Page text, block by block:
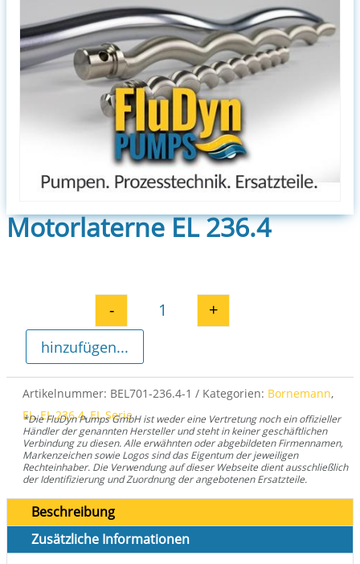
Motorlaterne EL 236.4
Motorlaterne EL 236.4 Menge
- +
hinzufügen...
Artikelnummer: BEL701-236.4-1 Kategorien: Bornemann,
EL,EL 236.4,EL Serie
*Die FluDyn Pumps GmbH ist weder eine Vertretung noch ein offizieller
Händler der genannten Hersteller und steht in keiner geschäftlichen
Verbindung zu diesen. Alle erwähnten oder abgebildeten Firmennamen,
Markenzeichen sowie Logos sind das Eigentum der jeweiligen
Rechteinhaber. Die Verwendung auf dieser Webseite dient ausschließlich
der Identifizierung und Zuordnung der angebotenen Ersatzteile.
Beschreibung
Zusätzliche Informationen